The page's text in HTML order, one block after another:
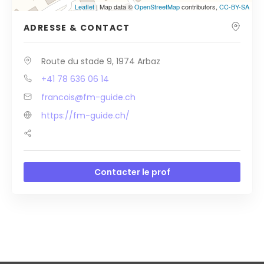
Leaflet | Map data ©OpenStreetMapcontributors, CC-BY-SA
ADRESSE & CONTACT
Route du stade 9, 1974 Arbaz
+41 78 636 06 14
francois@fm-guide.ch
https://fm-guide.ch/
Contacter le prof